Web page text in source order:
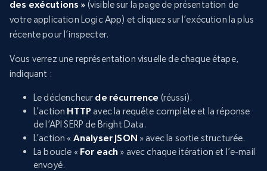
des exécutions » (visible sur la page de présentation de
votre application Logic App) et cliquez sur l’exécution la plus
récente pour l’inspecter.
Vous verrez une représentation visuelle de chaque étape,
indiquant :
Le déclencheur de récurrence (réussi).
L’action HTTP avec la requête complète et la réponse
de l’API SERP de Bright Data.
L’action « Analyser JSON » avec la sortie structurée.
La boucle « For each » avec chaque itération et l’e-mail
envoyé.